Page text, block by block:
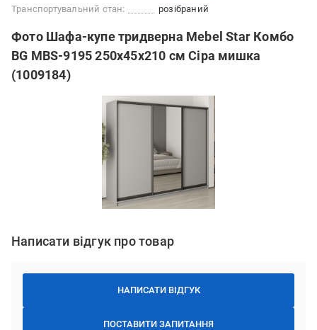
Транспортувальний стан:
розібраний
Фото Шафа-купе тридверна Mebel Star Комбо
BG MBS-9195 250х45х210 см Сіра мишка
(1009184)
Написати відгук про товар
НАПИСАТИ ВІДГУК
ПОСТАВИТИ ЗАПИТАННЯ